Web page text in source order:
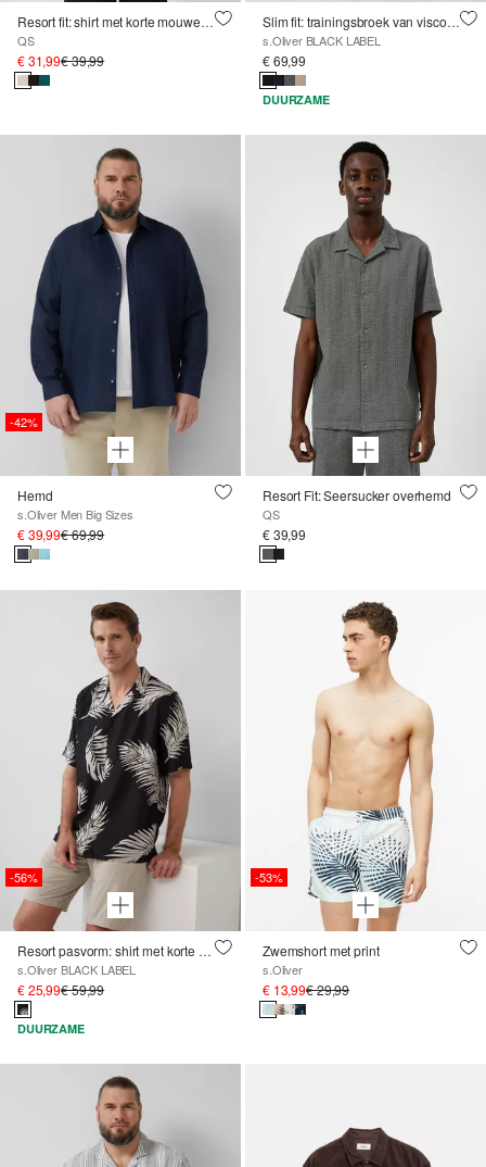
Resort fit: shirt met korte mouwen en structuur
QS
€ 31,99€ 39,99
Slim fit: trainingsbroek van viscosemix
s.Oliver BLACK LABEL
€ 69,99
DUURZAME
-42%
Hemd
s.Oliver Men Big Sizes
€ 39,99€ 69,99
Resort Fit: Seersucker overhemd
QS
€ 39,99
-56%
Resort pasvorm: shirt met korte mouwen van viscosemix
s.Oliver BLACK LABEL
€ 25,99€ 59,99
DUURZAME
-53%
Zwemshort met print
s.Oliver
€ 13,99€ 29,99